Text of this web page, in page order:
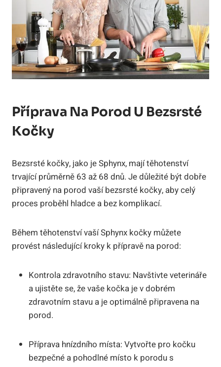
Příprava Na Porod U Bezsrsté
Kočky
Bezsrsté kočky, jako je Sphynx, mají těhotenství
trvající průměrně 63 až 68 dnů. Je důležité být dobře
připravený na porod vaší bezsrsté kočky, aby celý
proces proběhl hladce a bez komplikací.
Během těhotenství vaší Sphynx kočky můžete
provést následující kroky k přípravě na porod:
Kontrola zdravotního stavu: Navštivte veterináře
a ujistěte se, že vaše kočka je v dobrém
zdravotním stavu a je optimálně připravena na
porod.
Příprava hnízdního místa: Vytvořte pro kočku
bezpečné a pohodlné místo k porodu s